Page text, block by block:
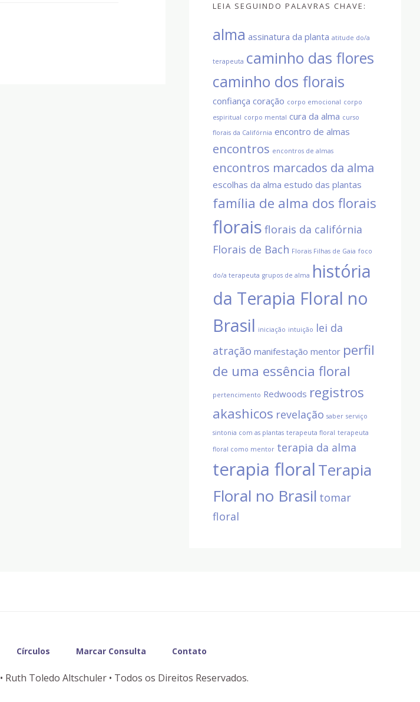
LEIA SEGUINDO PALAVRAS CHAVE:
alma assinatura da planta atitude do/a
terapeuta caminho das flores
caminho dos florais
confiança coração corpo emocional corpo
espiritual corpo mental cura da alma curso
florais da Califórnia encontro de almas
encontros encontros de almas
encontros marcados da alma
escolhas da alma estudo das plantas
família de alma dos florais
florais florais da califórnia
Florais de Bach Florais Filhas de Gaia foco
do/a terapeuta grupos de alma história
da Terapia Floral no
Brasil iniciação intuição lei da
atração manifestação mentor perfil
de uma essência floral
pertencimento Redwoods registros
akashicos revelação saber serviço
sintonia com as plantas terapeuta floral terapeuta
floral como mentor terapia da alma
terapia floralTerapia
Floral no Brasil tomar
floral
Círculos Marcar Consulta Contato
• Ruth Toledo Altschuler • Todos os Direitos Reservados.